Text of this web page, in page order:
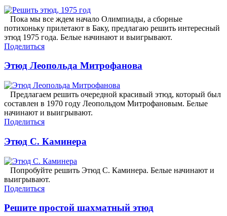
Пока мы все ждем начало Олимпиады, а сборные
потихоньку прилетают в Баку, предлагаю решить интересный
этюд 1975 года. Белые начинают и выигрывают.
Поделиться
Этюд Леопольда Митрофанова
Предлагаем решить очередной красивый этюд, который был
составлен в 1970 году Леопольдом Митрофановым. Белые
начинают и выигрывают.
Поделиться
Этюд С. Каминера
Попробуйте решить Этюд С. Каминера. Белые начинают и
выигрывают.
Поделиться
Решите простой шахматный этюд